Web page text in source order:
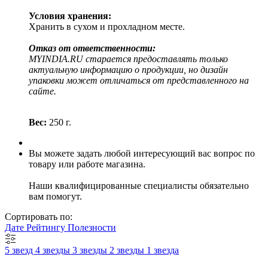
Условия хранения:
Хранить в сухом и прохладном месте.
Отказ от ответственности:
MYINDIA.RU старается предоставлять только
актуальную информацию о продукции, но дизайн
упаковки может отличаться от представленного на
сайте.
Вес: 250 г.
Вы можете задать любой интересующий вас вопрос по
товару или работе магазина.
Наши квалифицированные специалисты обязательно
вам помогут.
Сортировать по:
Дате Рейтингу Полезности
5 звезд 4 звезды 3 звезды 2 звезды 1 звезда